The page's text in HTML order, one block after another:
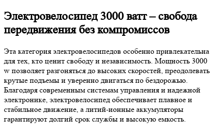
Электровелосипед 3000 ватт – свобода
передвижения без компромиссов
Эта категория электровелосипедов особенно привлекательна
для тех, кто ценит свободу и независимость. Мощность 3000
w позволяет разгоняться до высоких скоростей, преодолевать
крутые подъемы и уверенно двигаться по бездорожью.
Благодаря современным системам управления и надежной
электронике, электровелосипед обеспечивает плавное и
стабильное движение, а литий-ионные аккумуляторы
гарантируют долгий срок службы и высокую емкость.